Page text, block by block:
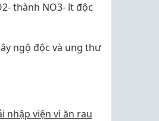
thành NO3- ít độc
ngộ độc và ung thư
nhập viện vì ăn rau